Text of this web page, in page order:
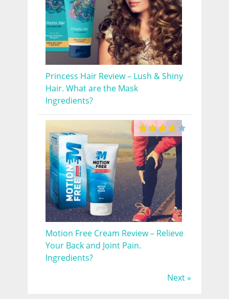
Princess Hair Review – Lush & Shiny
Hair. What are the Mask
Ingredients?
Motion Free Cream Review – Relieve
Your Back and Joint Pain.
Ingredients?
Next »